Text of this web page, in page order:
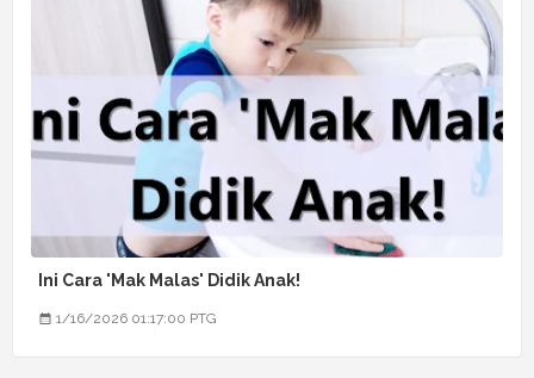
Ini Cara 'Mak Malas' Didik Anak!
1/16/2026 01:17:00 PTG